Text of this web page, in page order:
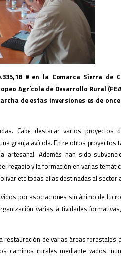
€ en la Comarca Sierra de
Agrícola de Desarrollo Rural
de estas inversiones es de
Cabe destacar varios proyectos
granja avícola. Entre otros proyectos
Además han sido
regadío y la formación en varias
etc todas ellas destinadas al sector
por asociaciones sin ánimo de
varias actividades
de varias áreas forestales
caminos rurales mediante vados